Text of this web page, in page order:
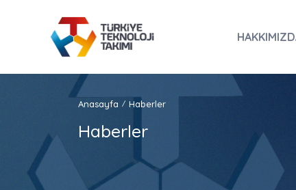
Anasayfa / Haberler
Haberler